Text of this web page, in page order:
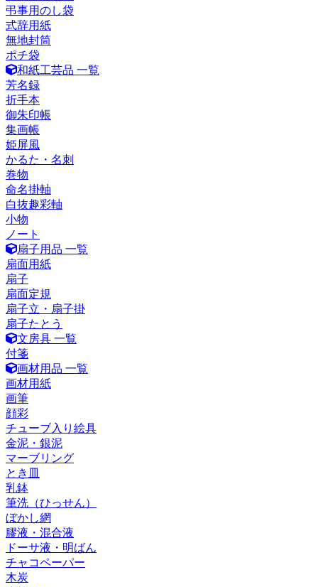
弔事用のし袋
式辞用紙
無地封筒
ポチ袋
和紙工芸品 一覧
芳名録
折手本
御朱印帳
集画帳
姫屏風
かるた・名刺
巻物
命名掛軸
白抜趣彩軸
小物
ノート
扇子用品 一覧
扇面用紙
扇子
扇面定規
扇子立・扇子掛
扇子たとう
文房具 一覧
付箋
画材用品 一覧
画材用紙
画筆
顔彩
チューブ入り絵具
金泥・銀泥
マーブリング
とき皿
乳鉢
筆洗（ひっせん）
ぼかし網
膠液・混合液
ドーサ液・明ばん
チャコペーパー
木炭